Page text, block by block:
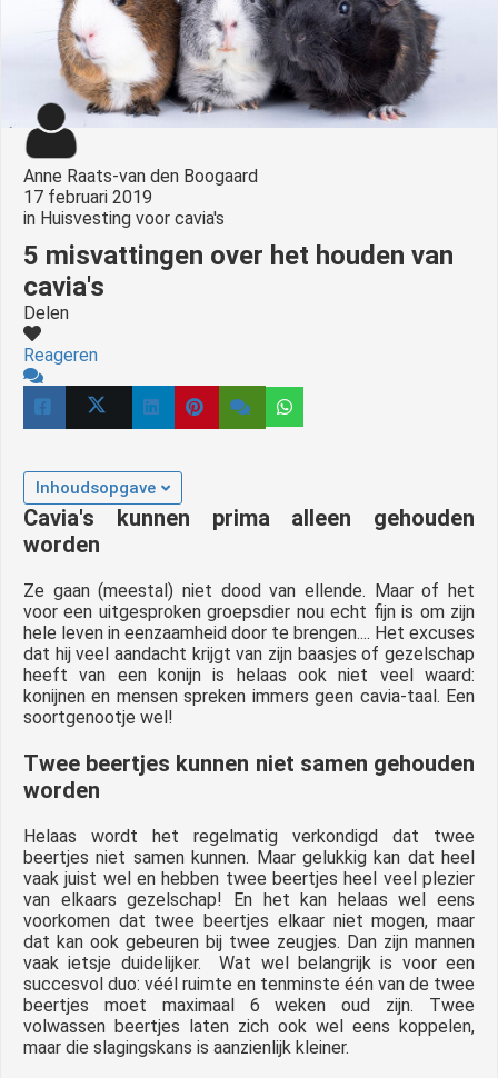
Anne Raats-van den Boogaard
17 februari 2019
in Huisvesting voor cavia's
5 misvattingen over het houden van
cavia's
Delen
Reageren
Inhoudsopgave
Cavia's kunnen prima alleen gehouden
worden
Ze gaan (meestal) niet dood van ellende. Maar of het
voor een uitgesproken groepsdier nou echt fijn is om zijn
hele leven in eenzaamheid door te brengen.... Het excuses
dat hij veel aandacht krijgt van zijn baasjes of gezelschap
heeft van een konijn is helaas ook niet veel waard:
konijnen en mensen spreken immers geen cavia-taal. Een
soortgenootje wel!
Twee beertjes kunnen niet samen gehouden
worden
Helaas wordt het regelmatig verkondigd dat twee
beertjes niet samen kunnen. Maar gelukkig kan dat heel
vaak juist wel en hebben twee beertjes heel veel plezier
van elkaars gezelschap! En het kan helaas wel eens
voorkomen dat twee beertjes elkaar niet mogen, maar
dat kan ook gebeuren bij twee zeugjes. Dan zijn mannen
vaak ietsje duidelijker. Wat wel belangrijk is voor een
succesvol duo: véél ruimte en tenminste één van de twee
beertjes moet maximaal 6 weken oud zijn. Twee
volwassen beertjes laten zich ook wel eens koppelen,
maar die slagingskans is aanzienlijk kleiner.